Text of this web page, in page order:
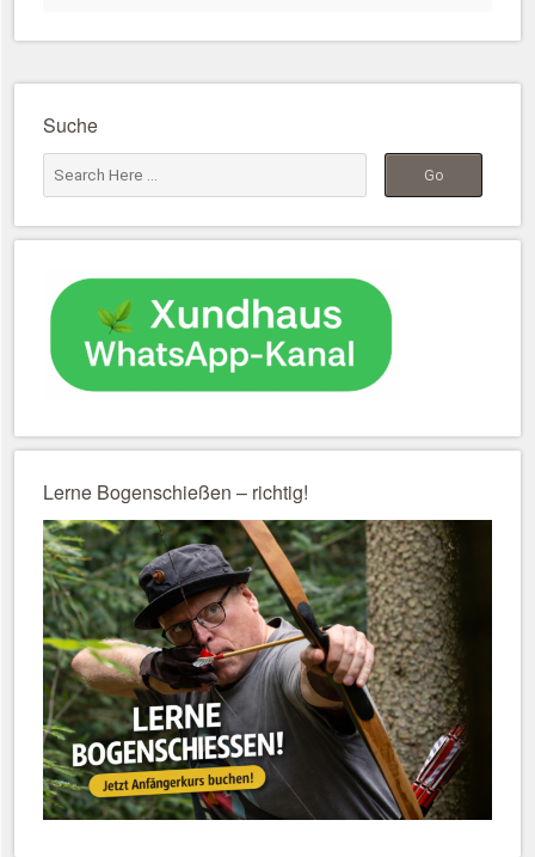
Suche
Lerne Bogenschießen – richtig!